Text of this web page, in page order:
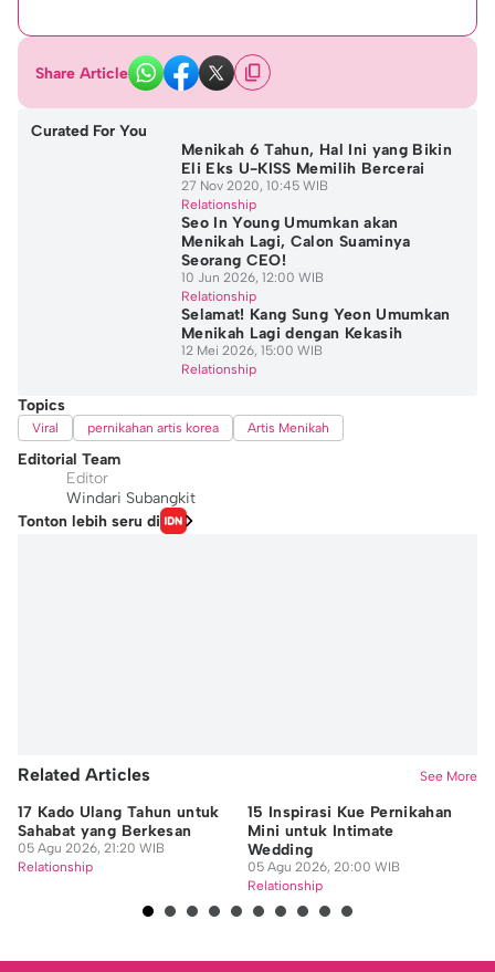
Share Article
Curated For You
Menikah 6 Tahun, Hal Ini yang Bikin
Eli Eks U-KISS Memilih Bercerai
27 Nov 2020, 10:45 WIB
Relationship
Seo In Young Umumkan akan
Menikah Lagi, Calon Suaminya
Seorang CEO!
10 Jun 2026, 12:00 WIB
Relationship
Selamat! Kang Sung Yeon Umumkan
Menikah Lagi dengan Kekasih
12 Mei 2026, 15:00 WIB
Relationship
Topics
Viral pernikahan artis korea Artis Menikah
Editorial Team
Editor
Windari Subangkit
Tonton lebih seru di
Related Articles See More
17 Kado Ulang Tahun untuk
Sahabat yang Berkesan
05 Agu 2026, 21:20 WIB
Relationship
15 Inspirasi Kue Pernikahan
Mini untuk Intimate
Wedding
05 Agu 2026, 20:00 WIB
Relationship